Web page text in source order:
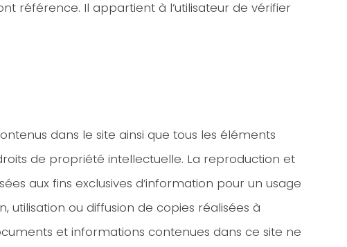
référence. Il appartient à l’utilisateur de vérifier
dans le site ainsi que tous les éléments
de propriété intellectuelle. La reproduction et
aux fins exclusives d’information pour un usage
ou diffusion de copies réalisées à
et informations contenues dans ce site ne